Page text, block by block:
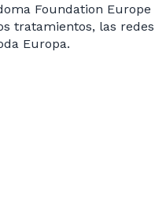
Foundation
tratamientos, las
Europa.